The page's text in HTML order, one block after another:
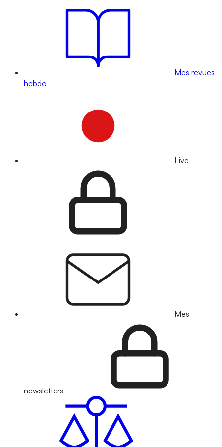
Mes revues
hebdo
Live
Mes
newsletters